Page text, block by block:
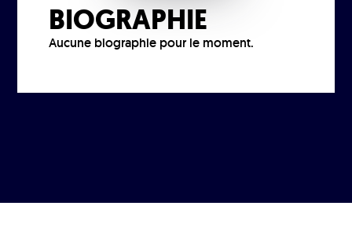
BIOGRAPHIE
Aucune biographie pour le moment.